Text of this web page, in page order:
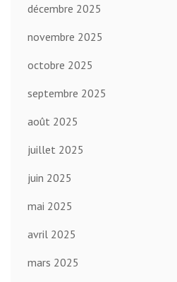
décembre 2025
novembre 2025
octobre 2025
septembre 2025
août 2025
juillet 2025
juin 2025
mai 2025
avril 2025
mars 2025